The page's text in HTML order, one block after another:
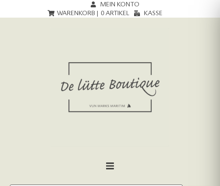
MEIN KONTO
WARENKORB |
0 ARTIKEL KASSE